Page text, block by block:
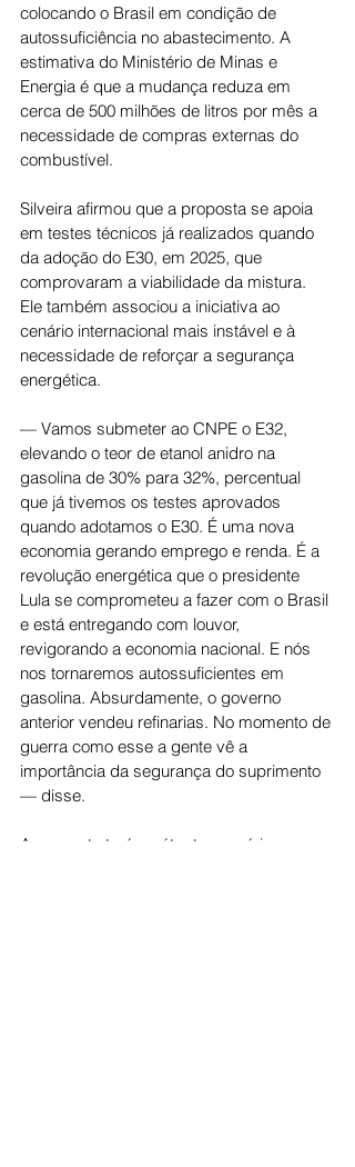
colocando o Brasil em condição de
autossuficiência no abastecimento. A
estimativa do Ministério de Minas e
Energia é que a mudança reduza em
cerca de 500 milhões de litros por mês a
necessidade de compras externas do
combustível.
Silveira afirmou que a proposta se apoia
em testes técnicos já realizados quando
da adoção do E30, em 2025, que
comprovaram a viabilidade da mistura.
Ele também associou a iniciativa ao
cenário internacional mais instável e à
necessidade de reforçar a segurança
energética.
— Vamos submeter ao CNPE o E32,
elevando o teor de etanol anidro na
gasolina de 30% para 32%, percentual
que já tivemos os testes aprovados
quando adotamos o E30. É uma nova
economia gerando emprego e renda. É a
revolução energética que o presidente
Lula se comprometeu a fazer com o Brasil
e está entregando com louvor,
revigorando a economia nacional. E nós
nos tornaremos autossuficientes em
gasolina. Absurdamente, o governo
anterior vendeu refinarias. No momento de
guerra como esse a gente vê a
importância da segurança do suprimento
— disse.
A proposta terá caráter temporário, com